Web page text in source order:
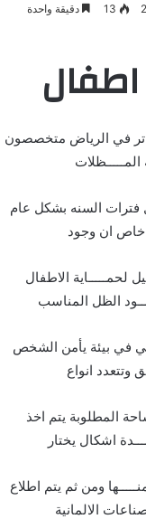
13 دقيقة واحدة
في الرياض متخصصون
فترات السنه بشكل عام
خاص ان وجود
لحمـــــاية الاطفال
الظل المناسب
في بيئة يأمن الشخص
وتتعدد انواع
المطلوبة يتم اخذ
اشكال يختار
ومن ثم يتم اطلاع
الالمانية